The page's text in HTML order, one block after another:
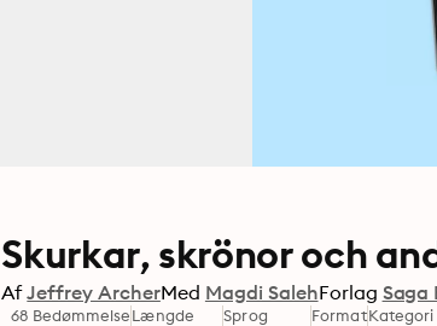
Skurkar, skrönor och
Af Jeffrey ArcherMed Magdi SalehForlag Saga
68 BedømmelseLængde Sprog FormatKategori